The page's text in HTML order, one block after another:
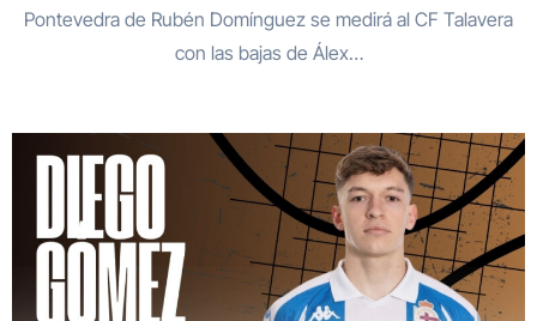
Pontevedra de Rubén Domínguez se medirá al CF Talavera
con las bajas de Álex…